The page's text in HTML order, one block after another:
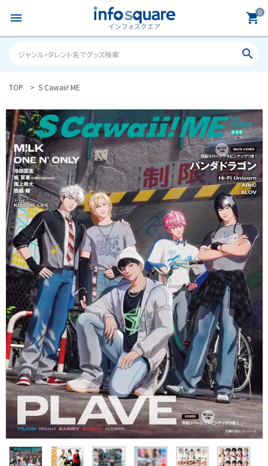
menu 0
shopping_cart
search
ACCOUNT MENU
ようこそ ゲスト 様
meeting_room ログイン person 新規会員登録
カテゴリーから探す
雑誌
S Cawaii! ME
声優写真集・フォトブック
声優グッズ
グラビア
アイドル・タレント
ヒーロー文庫
ロト・ナンバーズ書籍・グッズ
TOP S Cawaii! ME